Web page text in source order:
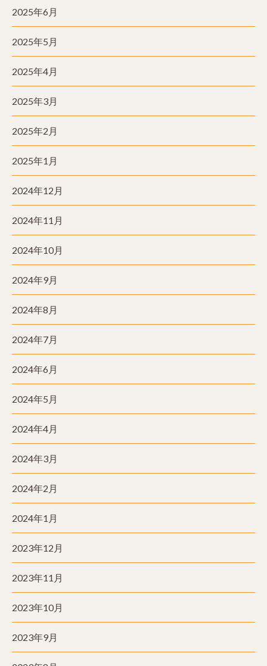
2025年6月
2025年5月
2025年4月
2025年3月
2025年2月
2025年1月
2024年12月
2024年11月
2024年10月
2024年9月
2024年8月
2024年7月
2024年6月
2024年5月
2024年4月
2024年3月
2024年2月
2024年1月
2023年12月
2023年11月
2023年10月
2023年9月